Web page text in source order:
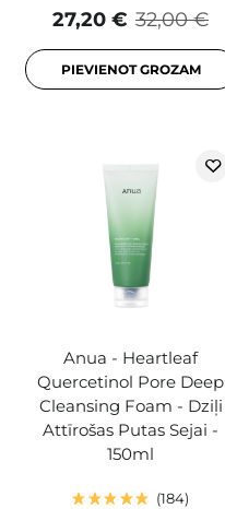
32,00 €
27,20 €
PIEVIENOT GROZAM
Anua - Heartleaf
Quercetinol Pore Deep
Cleansing Foam - Dziļi
Attīrošas Putas Sejai -
150ml
184